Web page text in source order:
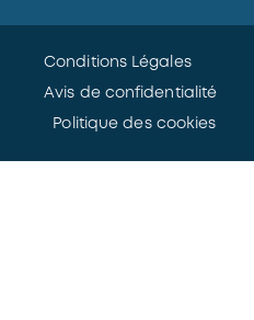
Conditions Légales
Avis de confidentialité
Politique des cookies